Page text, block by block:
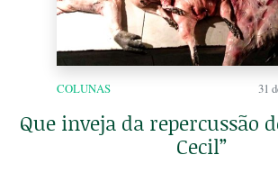
COLUNAS 31
Que inveja da repercussão
Cecil”